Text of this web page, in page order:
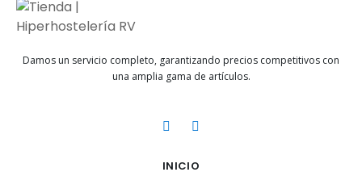
Damos un servicio completo, garantizando precios competitivos con
una amplia gama de artículos.
INICIO